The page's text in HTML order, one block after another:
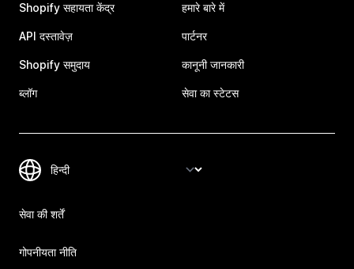
Shopify सहायता केंद्र
API दस्तावेज़
Shopify समुदाय
ब्लॉग
हमारे बारे में
पार्टनर
कानूनी जानकारी
सेवा का स्टेटस
सेवा की शर्तें
गोपनीयता नीति